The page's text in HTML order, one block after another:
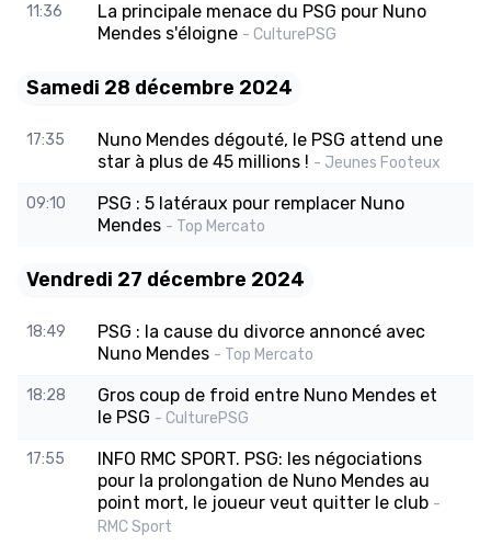
11:36
La principale menace du PSG pour Nuno
Mendes s'éloigne - CulturePSG
Samedi 28 décembre 2024
17:35
Nuno Mendes dégouté, le PSG attend une
star à plus de 45 millions ! - Jeunes Footeux
09:10
PSG : 5 latéraux pour remplacer Nuno
Mendes - Top Mercato
Vendredi 27 décembre 2024
18:49
PSG : la cause du divorce annoncé avec
Nuno Mendes - Top Mercato
18:28
Gros coup de froid entre Nuno Mendes et
le PSG - CulturePSG
17:55
INFO RMC SPORT. PSG: les négociations
pour la prolongation de Nuno Mendes au
point mort, le joueur veut quitter le club -
RMC Sport